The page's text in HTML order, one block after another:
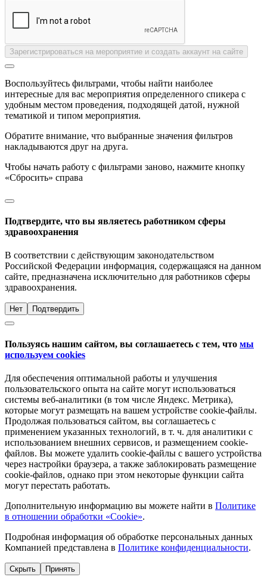
Зарегистрироваться на мероприятие и создать аккаунт на сайте
Воспользуйтесь фильтрами, чтобы найти наиболее
интересные для вас мероприятия определенного спикера с
удобным местом проведения, подходящей датой, нужной
тематикой и типом мероприятия.
Обратите внимание, что выбранные значения фильтров
накладываются друг на друга.
Чтобы начать работу с фильтрами заново, нажмите кнопку
«Сбросить» справа
Подтвердите, что вы являетесь работником сферы
здравоохранения
В соответствии с действующим законодательством
Российской Федерации информация, содержащаяся на данном
сайте, предназначена исключительно для работников сферы
здравоохранения.
Нет Подтвердить
Пользуясь нашим сайтом, вы соглашаетесь с тем, что мы
используем cookies
Для обеспечения оптимальной работы и улучшения
пользовательского опыта на сайте могут использоваться
системы веб-аналитики (в том числе Яндекс. Метрика),
которые могут размещать на вашем устройстве cookie-файлы.
Продолжая пользоваться сайтом, вы соглашаетесь с
применением указанных технологий, в т. ч. для аналитики с
использованием внешних сервисов, и размещением cookie-
файлов. Вы можете удалить cookie-файлы с вашего устройства
через настройки браузера, а также заблокировать размещение
cookie-файлов, однако при этом некоторые функции сайта
могут перестать работать.
Дополнительную информацию вы можете найти в Политике
в отношении обработки «Cookie».
Подробная информация об обработке персональных данных
Компанией представлена в Политике конфиденциальности.
Скрыть Принять